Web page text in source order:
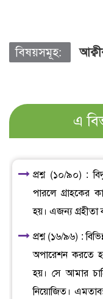
বিষয়সমূহ:
এ
প্রশ্ন (১০/৯০) :
পারলে গ্রাহকের
হয়। এজন্য গ্রহীতা
প্রশ্ন (১৬/৯৬) :
অপারেশন করতে
হয়। সে আমার
নিয়োজিত।